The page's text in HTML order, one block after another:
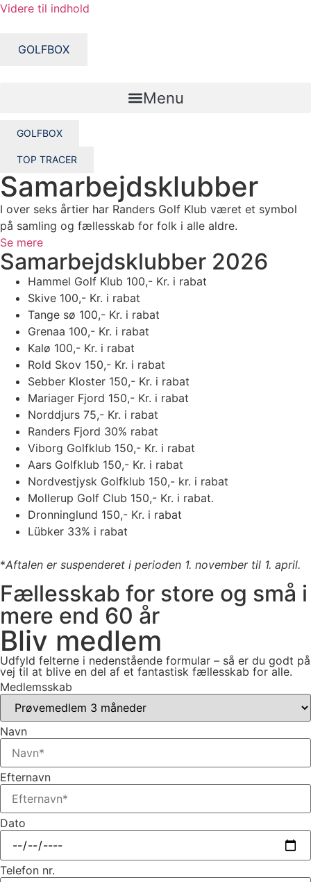
Videre til indhold
GOLFBOX
Menu
GOLFBOX
TOP TRACER
Samarbejdsklubber
I over seks årtier har Randers Golf Klub været et symbol
på samling og fællesskab for folk i alle aldre.
Se mere
Samarbejdsklubber 2026
Hammel Golf Klub 100,- Kr. i rabat
Skive 100,- Kr. i rabat
Tange sø 100,- Kr. i rabat
Grenaa 100,- Kr. i rabat
Kalø 100,- Kr. i rabat
Rold Skov 150,- Kr. i rabat
Sebber Kloster 150,- Kr. i rabat
Mariager Fjord 150,- Kr. i rabat
Norddjurs 75,- Kr. i rabat
Randers Fjord 30% rabat
Viborg Golfklub 150,- Kr. i rabat
Aars Golfklub 150,- Kr. i rabat
Nordvestjysk Golfklub 150,- kr. i rabat
Mollerup Golf Club 150,- Kr. i rabat.
Dronninglund 150,- Kr. i rabat
Lübker 33% i rabat
*Aftalen er suspenderet i perioden 1. november til 1. april.
Fællesskab for store og små i
mere end 60 år
Bliv medlem
Udfyld felterne i nedenstående formular – så er du godt på
vej til at blive en del af et fantastisk fællesskab for alle.
Medlemsskab
Navn
Efternavn
Dato
Telefon nr.